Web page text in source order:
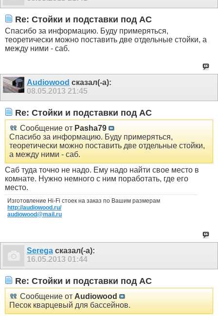
Re: Стойки и подставки под АС
Спасибо за информацию. Буду примеряться,
теоретически можно поставить две отдельные стойки, а
между ними - саб.
Audiowood сказал(-а):
08.05.2013 21:45
Re: Стойки и подставки под АС
Сообщение от Pasha79
Спасибо за информацию. Буду примеряться,
теоретически можно поставить две отдельные стойки,
а между ними - саб.
Саб туда точно не надо. Ему надо найти свое место в
комнате. Нужно немного с ним поработать, где его
место.
Изготовление Hi-Fi стоек на заказ по Вашим размерам
http://audiowood.ru/
audiowood@mail.ru
Serega сказал(-а):
16.05.2013 01:44
Re: Стойки и подставки под АС
Сообщение от Audiowood
Песок кварцевый для бассейнов.